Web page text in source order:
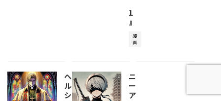
1
』
漫
画
ヘ
ル
シ
ニ
ー
ア